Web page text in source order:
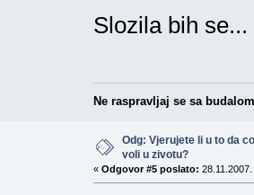
Slozila bih se...
Ne raspravljaj se sa
Odg: Vjerujete li u to da
voli u zivotu?
« Odgovor #5 poslato: